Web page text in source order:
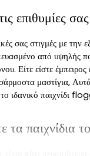
τις
σας στιγμές με την
από υψηλής
Είτε είστε
μαστίγια,
ιδανικό παιχνίδι
τα